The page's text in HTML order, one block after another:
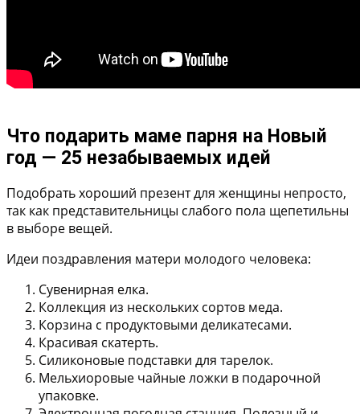
Что подарить маме парня на Новый
год — 25 незабываемых идей
Подобрать хороший презент для женщины непросто,
так как представительницы слабого пола щепетильны
в выборе вещей.
Идеи поздравления матери молодого человека:
Сувенирная елка.
Коллекция из нескольких сортов меда.
Корзина с продуктовыми деликатесами.
Красивая скатерть.
Силиконовые подставки для тарелок.
Мельхиоровые чайные ложки в подарочной
упаковке.